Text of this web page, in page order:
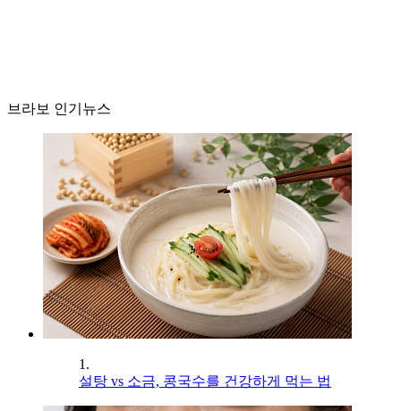
브라보 인기뉴스
1.
설탕 vs 소금, 콩국수를 건강하게 먹는 법